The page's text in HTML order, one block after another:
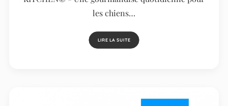
les chiens…
LIRE LA SUITE